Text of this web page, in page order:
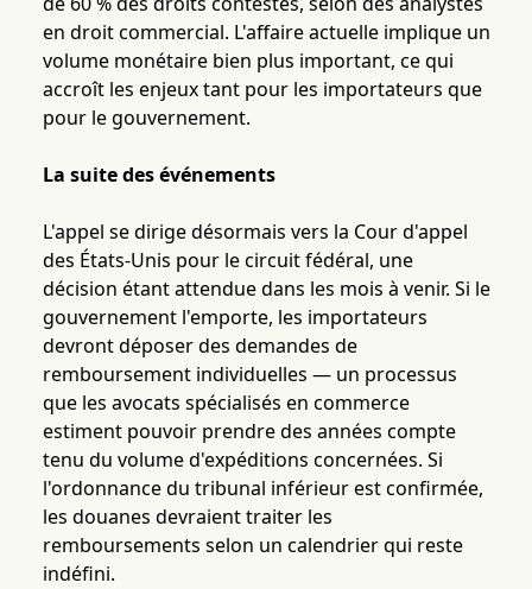
en droit commercial. L'affaire actuelle implique un
volume monétaire bien plus important, ce qui
accroît les enjeux tant pour les importateurs que
pour le gouvernement.
La suite des événements
L'appel se dirige désormais vers la Cour d'appel
des États-Unis pour le circuit fédéral, une
décision étant attendue dans les mois à venir. Si le
gouvernement l'emporte, les importateurs
devront déposer des demandes de
remboursement individuelles — un processus
que les avocats spécialisés en commerce
estiment pouvoir prendre des années compte
tenu du volume d'expéditions concernées. Si
l'ordonnance du tribunal inférieur est confirmée,
les douanes devraient traiter les
remboursements selon un calendrier qui reste
indéfini.